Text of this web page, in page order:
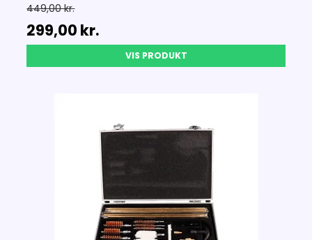
449,00 kr.
299,00 kr.
VIS PRODUKT